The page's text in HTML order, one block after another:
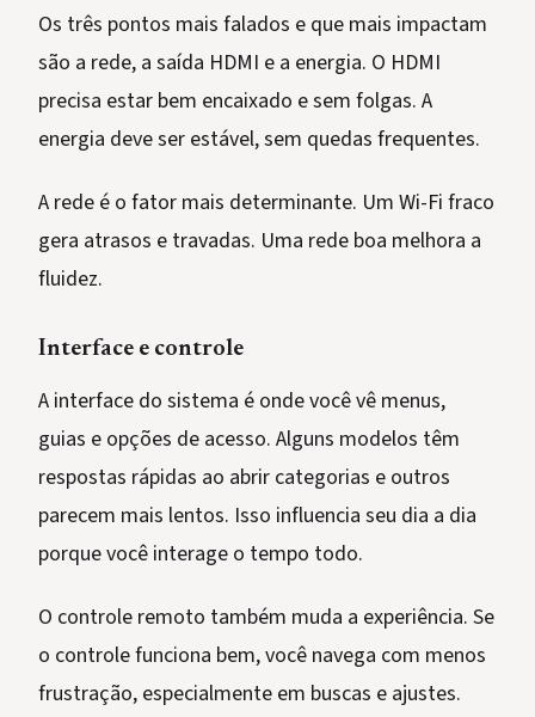
Os três pontos mais falados e que mais impactam
são a rede, a saída HDMI e a energia. O HDMI
precisa estar bem encaixado e sem folgas. A
energia deve ser estável, sem quedas frequentes.
A rede é o fator mais determinante. Um Wi-Fi fraco
gera atrasos e travadas. Uma rede boa melhora a
fluidez.
Interface e controle
A interface do sistema é onde você vê menus,
guias e opções de acesso. Alguns modelos têm
respostas rápidas ao abrir categorias e outros
parecem mais lentos. Isso influencia seu dia a dia
porque você interage o tempo todo.
O controle remoto também muda a experiência. Se
o controle funciona bem, você navega com menos
frustração, especialmente em buscas e ajustes.